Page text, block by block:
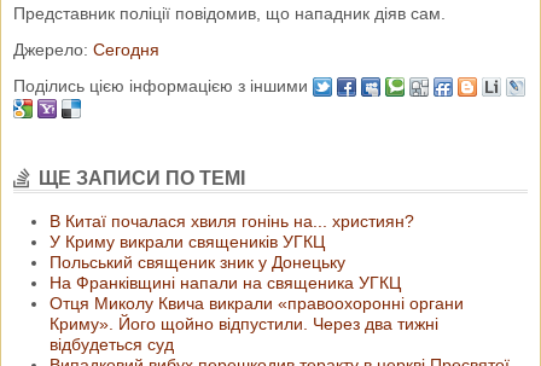
Представник поліції повідомив, що нападник діяв сам.
Джерело: Сегодня
Поділись цією інформацією з іншими
ЩЕ ЗАПИСИ ПО ТЕМІ
В Китаї почалася хвиля гонінь на... християн?
У Криму викрали священиків УГКЦ
Польський священик зник у Донецьку
На Франківщині напали на священика УГКЦ
Отця Миколу Квича викрали «правоохоронні органи
Криму». Його щойно відпустили. Через два тижні
відбудеться суд